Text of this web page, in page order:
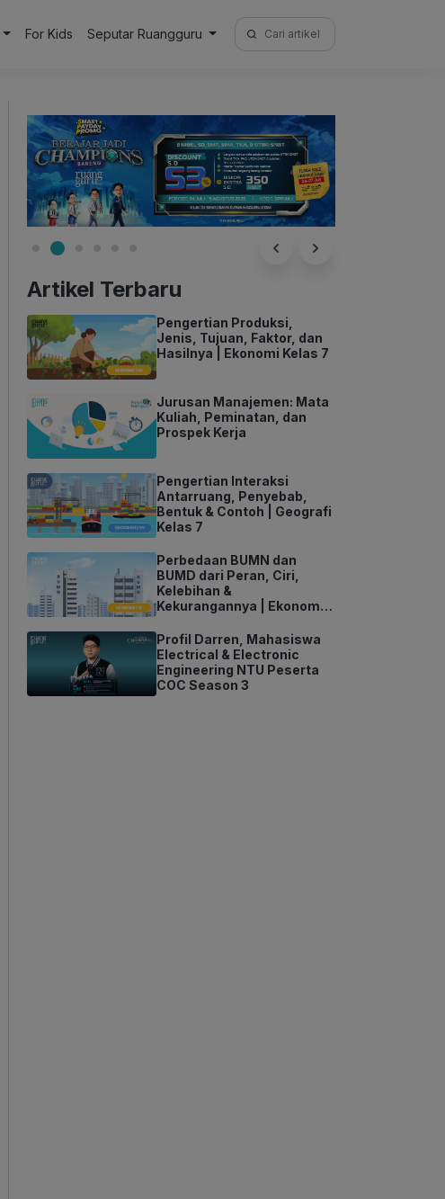
For Kids Seputar Ruangguru
Search
for:
Artikel Terbaru
Pengertian Produksi,
Jenis, Tujuan, Faktor, dan
Hasilnya | Ekonomi Kelas 7
Jurusan Manajemen: Mata
Kuliah, Peminatan, dan
Prospek Kerja
Pengertian Interaksi
Antarruang, Penyebab,
Bentuk & Contoh | Geografi
Kelas 7
Perbedaan BUMN dan
BUMD dari Peran, Ciri,
Kelebihan &
Kekurangannya | Ekonomi
Profil Darren, Mahasiswa
Electrical & Electronic
Engineering NTU Peserta
COC Season 3